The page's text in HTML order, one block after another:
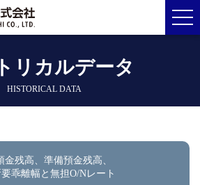
リカルデータ
HISTORICAL DATA
金残高、準備預金残高、
乖離幅と無担O/Nレート